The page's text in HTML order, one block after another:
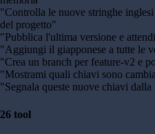
"Controlla le nuove stringhe
del progetto"
"Pubblica l'ultima versione e
"Aggiungi il giapponese a tutte le
"Crea un branch per feature-v2 e
"Mostrami quali chiavi sono
"Segnala queste nuove chiavi
26 tool